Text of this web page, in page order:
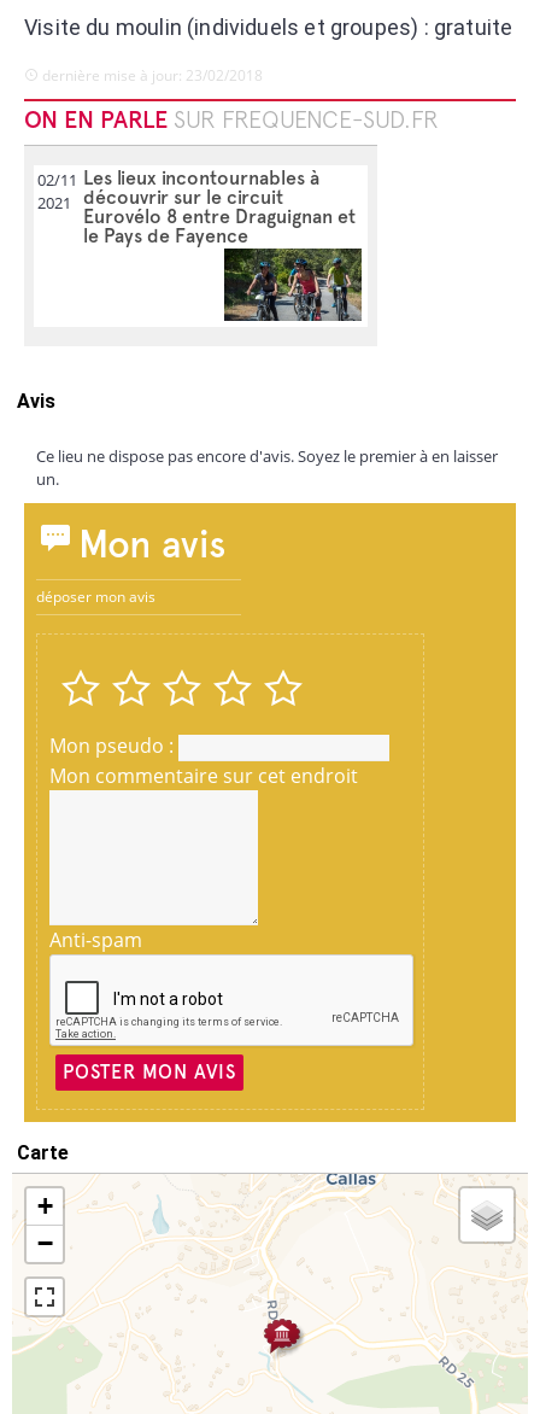
Visite du moulin (individuels et groupes) : gratuite
dernière mise à jour: 23/02/2018
ON EN PARLE SUR FREQUENCE-SUD.FR
02/11
2021
Les lieux incontournables à
découvrir sur le circuit
Eurovélo 8 entre Draguignan et
le Pays de Fayence
Avis
Ce lieu ne dispose pas encore d'avis. Soyez le premier à en laisser
un.
Mon avis
déposer mon avis
Mon pseudo :
Mon commentaire sur cet endroit
Anti-spam
POSTER MON AVIS
Carte
+
−